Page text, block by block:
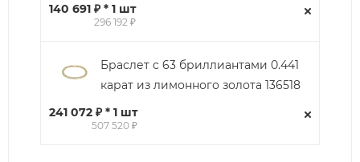
140 691 ₽ * 1 шт
296 192 ₽
Браслет с 63 бриллиантами 0.441
карат из лимонного золота 136518
241 072 ₽ * 1 шт
507 520 ₽